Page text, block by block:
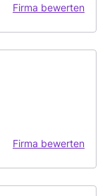
Firma bewerten
Firma bewerten